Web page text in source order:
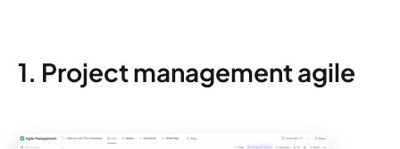
1. Project management agile